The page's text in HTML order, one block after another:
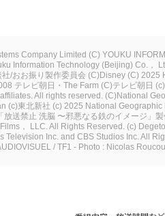
Company Limited (C) YOUKU
Information Technology (Beijing) Co.，
/おお振り製作委員会 (C)Disney (C) 2025
テレビ朝日・The Farm (C)テレビ朝日
All rights reserved. (C)National
(c)東北新社 (c) 2025 National Geographic
放送禁止 洗脳 〜邪悪なる鉄のイメージ」
， LLC. All Rights Reserved. (c)
Television Inc. and CBS Studios Inc. All
/ TF1 - Photo : Nicolas Roucou